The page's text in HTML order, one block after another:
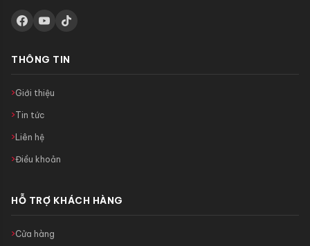
THÔNG TIN
Giới thiệu
Tin tức
Liên hệ
Điều khoản
HỖ TRỢ KHÁCH HÀNG
Cửa hàng